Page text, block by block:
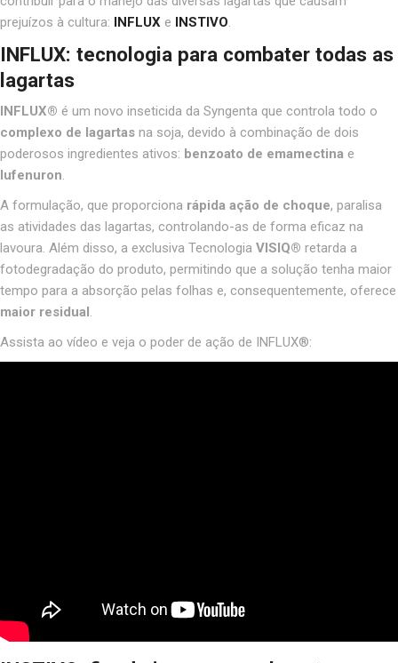
prejuízos à cultura: INFLUX e INSTIVO.
INFLUX: tecnologia para combater todas as
lagartas
INFLUX® é um novo inseticida da Syngenta que controla todo o
complexo de lagartas na soja, devido à combinação de dois
poderosos ingredientes ativos: benzoato de emamectina e
lufenuron.
A formulação, que proporciona rápida ação de choque, paralisa
as atividades das lagartas, controlando-as de forma eficaz na
lavoura. Além disso, a exclusiva Tecnologia VISIQ® retarda a
fotodegradação do produto, permitindo que a solução tenha maior
tempo para a absorção pelas folhas e, consequentemente, oferece
maior residual.
Assista ao vídeo e veja o poder de ação de INFLUX®: